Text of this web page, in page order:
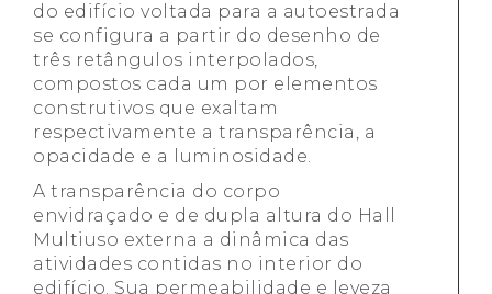
do edifício voltada para a autoestrada
se configura a partir do desenho de
três retângulos interpolados,
compostos cada um por elementos
construtivos que exaltam
respectivamente a transparência, a
opacidade e a luminosidade.
A transparência do corpo
envidraçado e de dupla altura do Hall
Multiuso externa a dinâmica das
atividades contidas no interior do
edifício. Sua permeabilidade e leveza